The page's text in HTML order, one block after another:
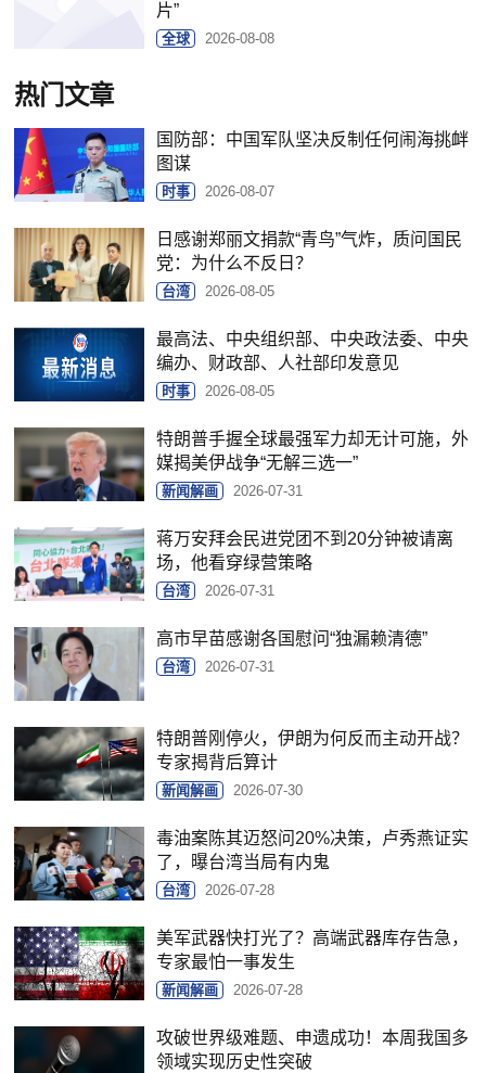
片”
全球 2026-08-08
热门文章
国防部：中国军队坚决反制任何闹海挑衅
图谋
时事 2026-08-07
日感谢郑丽文捐款“青鸟”气炸，质问国民
党：为什么不反日？
台湾 2026-08-05
最高法、中央组织部、中央政法委、中央
编办、财政部、人社部印发意见
时事 2026-08-05
特朗普手握全球最强军力却无计可施，外
媒揭美伊战争“无解三选一”
新闻解画 2026-07-31
蒋万安拜会民进党团不到20分钟被请离
场，他看穿绿营策略
台湾 2026-07-31
高市早苗感谢各国慰问“独漏赖清德”
台湾 2026-07-31
特朗普刚停火，伊朗为何反而主动开战？
专家揭背后算计
新闻解画 2026-07-30
毒油案陈其迈怒问20%决策，卢秀燕证实
了，曝台湾当局有内鬼
台湾 2026-07-28
美军武器快打光了？高端武器库存告急，
专家最怕一事发生
新闻解画 2026-07-28
攻破世界级难题、申遗成功！本周我国多
领域实现历史性突破